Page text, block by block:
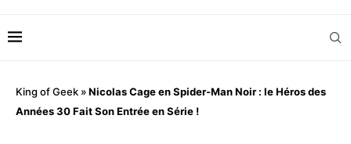
King of Geek »Nicolas Cage en Spider-Man Noir : le Héros des
Années 30 Fait Son Entrée en Série !